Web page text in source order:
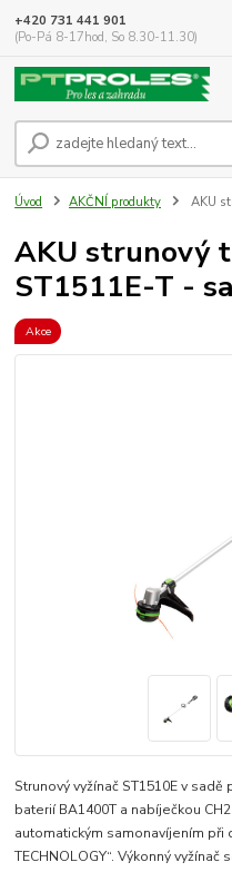
+420 731 441 901
(Po-Pá 8-17hod, So 8.30-11.30)
Úvod AKČNÍ produkty AKU
AKU strunový
ST1511E-T -
Akce
Strunový vyžínač ST1510E v
baterií BA1400T a nabíječkou
automatickým samonavíjením při
TECHNOLOGY“. Výkonný